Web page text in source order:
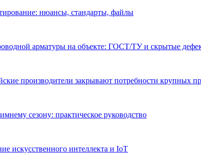
нюансы, стандарты, файлы
арматуры на объекте: ГОСТ/ТУ и скрытые
производители закрывают потребности крупных
сезону: практическое руководство
искусственного интеллекта и IoT